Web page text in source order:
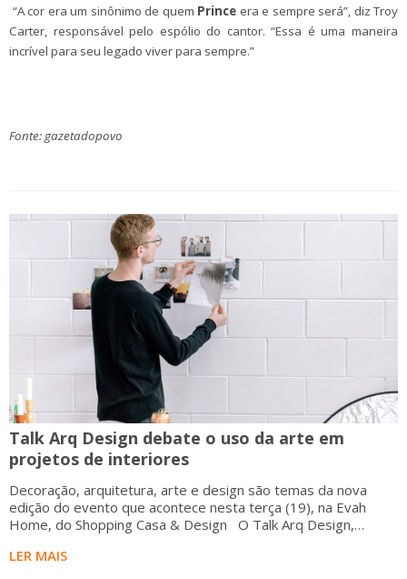
“A cor era um sinônimo de quem Prince era e sempre será”, diz Troy
Carter, responsável pelo espólio do cantor. “Essa é uma maneira
incrível para seu legado viver para sempre.”
Fonte: gazetadopovo
Talk Arq Design debate o uso da arte em
projetos de interiores
Decoração, arquitetura, arte e design são temas da nova
edição do evento que acontece nesta terça (19), na Evah
Home, do Shopping Casa & Design O Talk Arq Design,
LER MAIS